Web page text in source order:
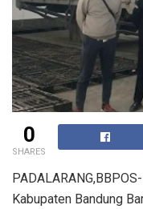
0
SHARES
Kabupaten Bandung